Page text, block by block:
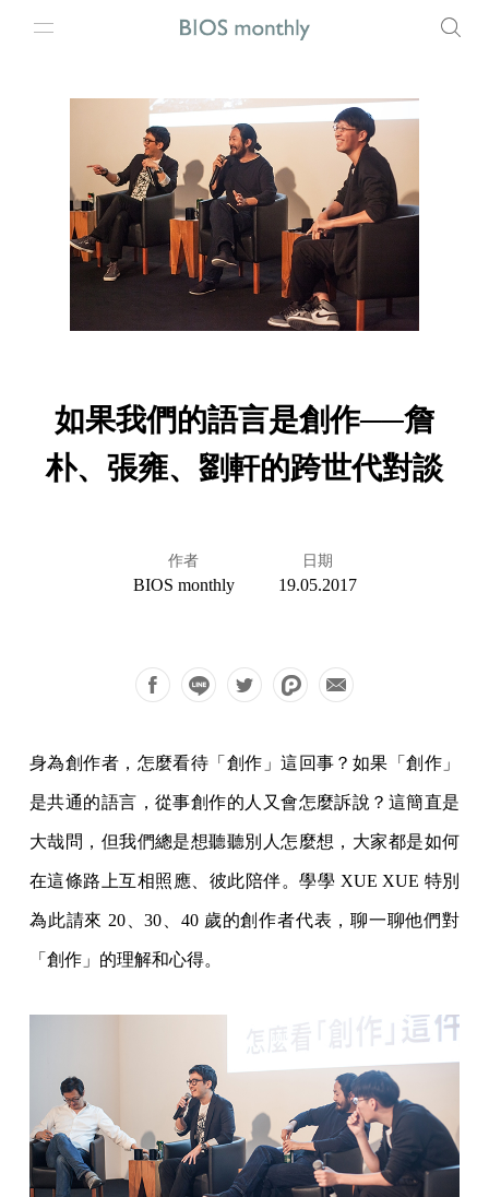
如果我們的語言是創作──詹
朴、張雍、劉軒的跨世代對談
作者
BIOS monthly
日期
19.05.2017
身為創作者，怎麼看待「創作」這回事？如果「創作」
是共通的語言，從事創作的人又會怎麼訴說？這簡直是
大哉問，但我們總是想聽聽別人怎麼想，大家都是如何
在這條路上互相照應、彼此陪伴。學學 XUE XUE 特別
為此請來 20、30、40 歲的創作者代表，聊一聊他們對
「創作」的理解和心得。